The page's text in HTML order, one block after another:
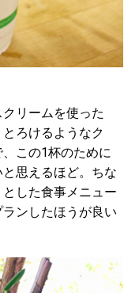
リームを使った
ろけるようなク
この1杯のために
思えるほど。ちな
した食事メニュー
ンしたほうが良い